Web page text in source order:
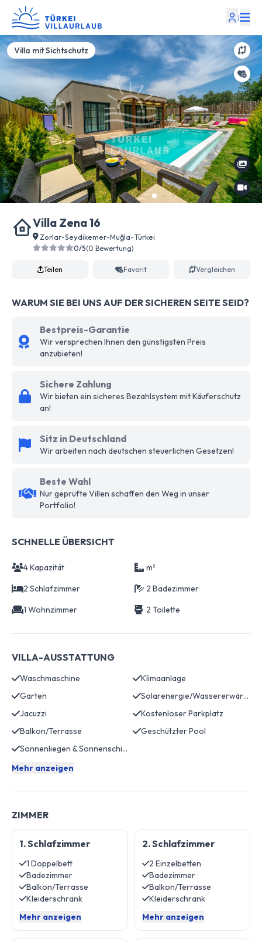
|
Villa mit Sichtschutz
Villa Zena 16
Zorlar-Seydikemer-Muğla-Türkei
0/5(0 Bewertung)
Teilen Favorit Vergleichen
WARUM SIE BEI UNS AUF DER SICHEREN SEITE SEID?
Bestpreis-Garantie
Wir versprechen Ihnen den günstigsten Preis
anzubieten!
Sichere Zahlung
Wir bieten ein sicheres Bezahlsystem mit Käuferschutz
an!
Sitz in Deutschland
Wir arbeiten nach deutschen steuerlichen Gesetzen!
Beste Wahl
Nur geprüfte Villen schaffen den Weg in unser
Portfolio!
SCHNELLE ÜBERSICHT
4 Kapazität
m²
2 Schlafzimmer
2 Badezimmer
1 Wohnzimmer
2 Toilette
VILLA-AUSSTATTUNG
Waschmaschine
Klimaanlage
Garten
Solarenergie/Wassererwärmung
Jacuzzi
Kostenloser Parkplatz
Balkon/Terrasse
Geschützter Pool
Sonnenliegen & Sonnenschirme
Mehr anzeigen
ZIMMER
1. Schlafzimmer
1 Doppelbett
Badezimmer
Balkon/Terrasse
Kleiderschrank
Mehr anzeigen
2. Schlafzimmer
2 Einzelbetten
Badezimmer
Balkon/Terrasse
Kleiderschrank
Mehr anzeigen